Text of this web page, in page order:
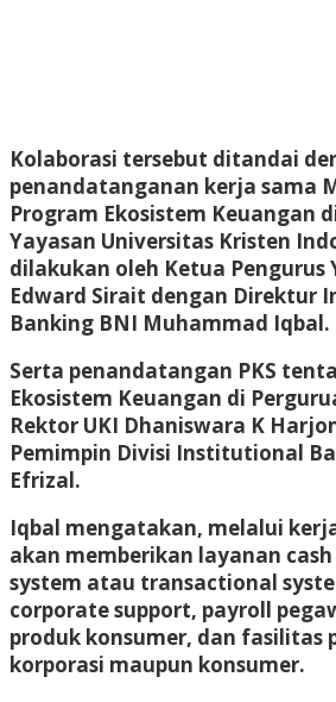
Kolaborasi tersebut ditandai
penandatanganan kerja sama
Program Ekosistem Keuangan
Yayasan Universitas Kristen
dilakukan oleh Ketua Pengurus
Edward Sirait dengan Direktur
Banking BNI Muhammad Iqbal.
Serta penandatangan PKS
Ekosistem Keuangan di
Rektor UKI Dhaniswara K
Pemimpin Divisi Institutional
Efrizal.
Iqbal mengatakan, melalui
akan memberikan layanan
system atau transactional
corporate support, payroll
produk konsumer, dan fasilitas
korporasi maupun konsumer.